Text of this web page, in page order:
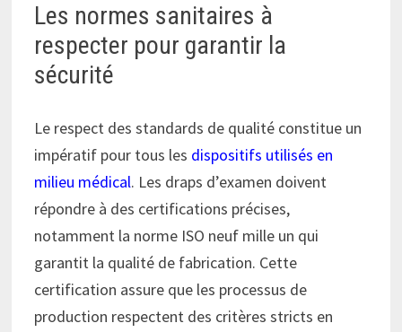
Les normes sanitaires à
respecter pour garantir la
sécurité
Le respect des standards de qualité constitue un
impératif pour tous les dispositifs utilisés en
milieu médical. Les draps d’examen doivent
répondre à des certifications précises,
notamment la norme ISO neuf mille un qui
garantit la qualité de fabrication. Cette
certification assure que les processus de
production respectent des critères stricts en